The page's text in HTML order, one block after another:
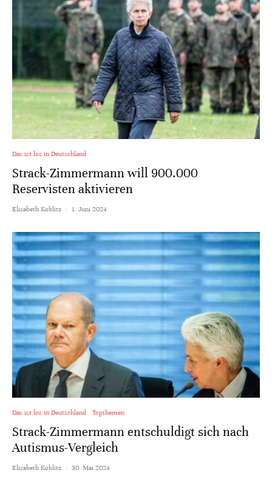
Das ist los in Deutschland
Strack-Zimmermann will 900.000
Reservisten aktivieren
Elisabeth Koblitz · 1. Juni 2024
Das ist los in Deutschland Topthemen
Strack-Zimmermann entschuldigt sich nach
Autismus-Vergleich
Elisabeth Koblitz · 30. Mai 2024